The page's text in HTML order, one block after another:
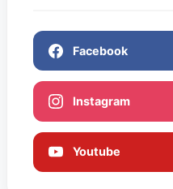
Facebook
Instagram
Youtube